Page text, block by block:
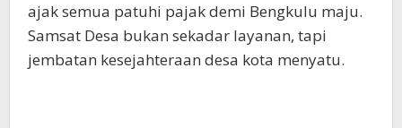
ajak semua patuhi pajak demi Bengkulu maju.
Samsat Desa bukan sekadar layanan, tapi
jembatan kesejahteraan desa kota menyatu.